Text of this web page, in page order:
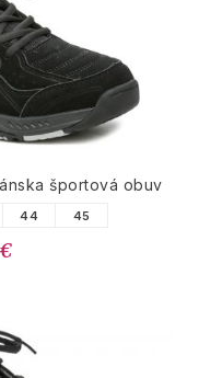
športová obuv
44 45